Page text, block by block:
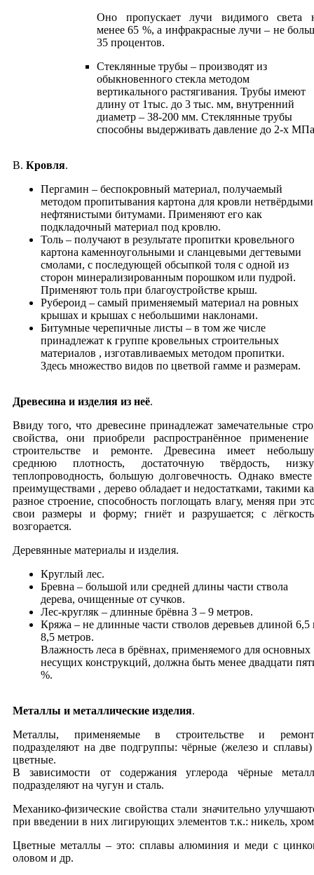
Оно пропускает лучи видимого света
менее 65 %, а инфракрасные лучи – не
35 процентов.
Cтеклянные трубы – производят из
обыкновенного стекла методом
вертикального растягивания. Трубы имеют
длину от 1тыс. до 3 тыс. мм, внутренний
диаметр – 38-200 мм. Стеклянные трубы
способны выдерживать давление до 2-х
В. Кровля.
Пергамин – беспокровный материал, получаемый
методом пропитывания картона для кровли нетвёрдыми
нефтянистыми битумами. Применяют его как
подкладочный материал под кровлю.
Толь – получают в результате пропитки кровельного
картона каменноугольными и сланцевыми дегтевыми
смолами, с последующей обсыпкой толя с одной из
сторон минерализированным порошком или пудрой.
Применяют толь при благоустройстве крыш.
Рубероид – самый применяемый материал на ровных
крышах и крышах с небольшими наклонами.
Битумные черепичные листы – в том же числе
принадлежат к группе кровельных строительных
материалов , изготавливаемых методом пропитки.
Здесь множество видов по цветвой гамме и размерам.
Древесина и изделия из неё.
Ввиду того, что древесине принадлежат замечательные
свойства, они приобрели распространённое
строительстве и ремонте. Древесина имеет
среднюю плотность, достаточную твёрдость,
теплопроводность, большую долговечность. Однако
преимуществами , дерево обладает и недостатками, такими
разное строение, способность поглощать влагу, меняя при
свои размеры и форму; гниёт и разрушается; с
возгорается.
Деревянные материалы и изделия.
Круглый лес.
Бревна – большой или средней длины части ствола
дерева, очищенные от сучков.
Лес-кругляк – длинные брёвна 3 – 9 метров.
Кряжа – не длинные части cтволов деревьев длиной 6,5
8,5 метров.
Влажность леса в брёвнах, применяемого для основных
несущих конструкций, должна быть менее двадцати
%.
Металлы и металлические изделия.
Металлы, применяемые в строительстве и
подразделяют на две подгруппы: чёрные (железо и
цветные.
В зависимости от содержания углерода чёрные
подразделяют на чугун и сталь.
Механико-физические свойства стали значительно
при введении в них лигирующих элементов т.к.: никель,
Цветные металлы – это: сплавы алюминия и меди с
оловом и др.